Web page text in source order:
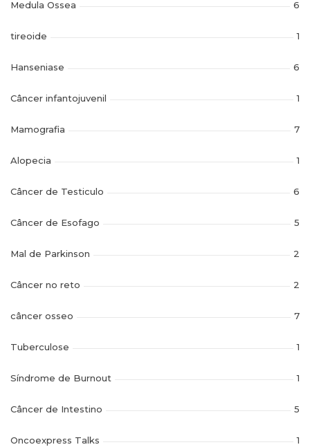
Medula Ossea 6
tireoide 1
Hanseniase 6
Câncer infantojuvenil 1
Mamografia 7
Alopecia 1
Câncer de Testiculo 6
Câncer de Esofago 5
Mal de Parkinson 2
Câncer no reto 2
câncer osseo 7
Tuberculose 1
Síndrome de Burnout 1
Câncer de Intestino 5
Oncoexpress Talks 1